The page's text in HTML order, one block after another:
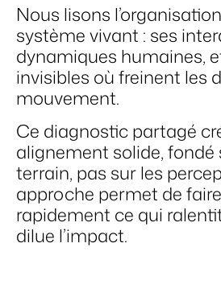
Nous lisons
système vivant : ses
dynamiques humaines,
invisibles où freinent les
mouvement.
Ce diagnostic partagé
alignement solide, fondé
terrain, pas sur les
approche permet de
rapidement ce qui
dilue l’impact.